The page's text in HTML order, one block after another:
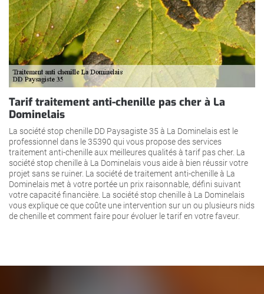
Tarif traitement anti-chenille pas cher à La
Dominelais
La société stop chenille DD Paysagiste 35 à La Dominelais est le
professionnel dans le 35390 qui vous propose des services
traitement anti-chenille aux meilleures qualités à tarif pas cher. La
société stop chenille à La Dominelais vous aide à bien réussir votre
projet sans se ruiner. La société de traitement anti-chenille à La
Dominelais met à votre portée un prix raisonnable, défini suivant
votre capacité financière. La société stop chenille à La Dominelais
vous explique ce que coûte une intervention sur un ou plusieurs nids
de chenille et comment faire pour évoluer le tarif en votre faveur.